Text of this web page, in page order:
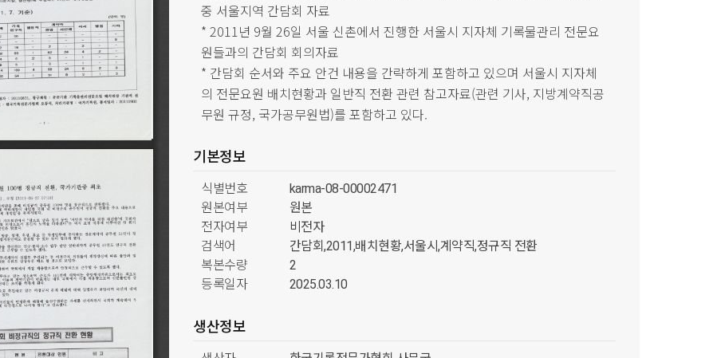
중 서울지역 간담회 자료
* 2011년 9월 26일 서울 신촌에서 진행한 서울시 지자체 기록물관리 전문요
원들과의 간담회 회의자료
* 간담회 순서와 주요 안건 내용을 간략하게 포함하고 있으며 서울시 지자체
의 전문요원 배치현황과 일반직 전환 관련 참고자료(관련 기사, 지방계약직공
무원 규정, 국가공무원법)를 포함하고 있다.
기본정보
식별번호
karma-08-00002471
원본여부
원본
전자여부
비전자
검색어
간담회,2011,배치현황,서울시,계약직,정규직 전환
복본수량
2
등록일자
2025.03.10
생산정보